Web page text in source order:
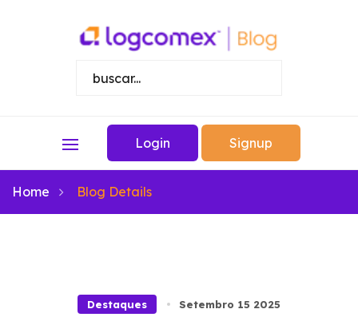
Login Signup
Home Blog Details
Destaques Setembro 15 2025